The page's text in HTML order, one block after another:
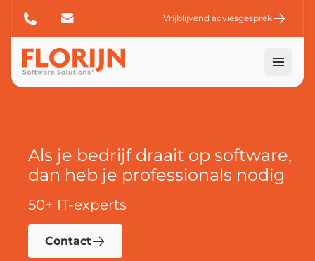
Vrijblijvend adviesgesprek
Als je bedrijf draait op software,
dan heb je professionals nodig
50+ IT-experts
Contact